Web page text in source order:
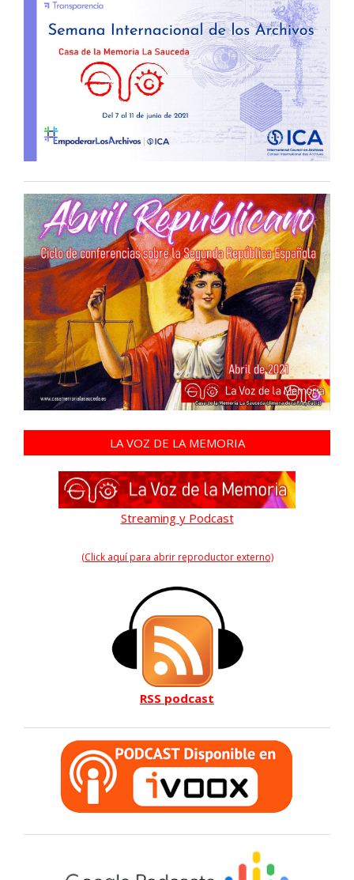
LA VOZ DE LA MEMORIA
Streaming y Podcast
(Click aquí para abrir reproductor externo)
RSS podcast